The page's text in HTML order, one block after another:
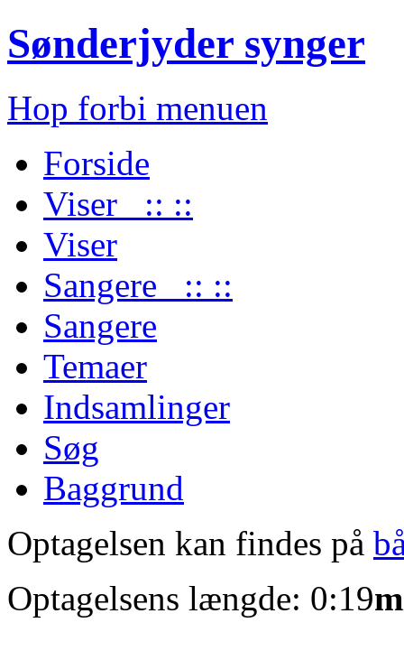
Sønderjyder synger
Hop forbi menuen
Forside
Viser :: ::
Viser
Sangere :: ::
Sangere
Temaer
Indsamlinger
Søg
Baggrund
Optagelsen kan findes på
Optagelsens længde: 0:19